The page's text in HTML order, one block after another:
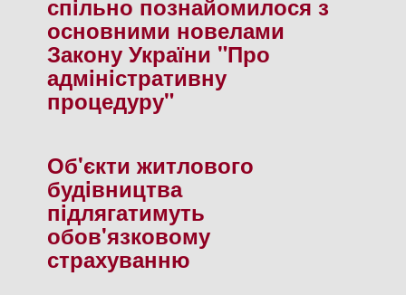
спiльно познайомилося з
основними новелами
Закону України "Про
адмiнiстративну
процедуру"
Об'єкти житлового
будiвництва
пiдлягатимуть
обов'язковому
страхуванню